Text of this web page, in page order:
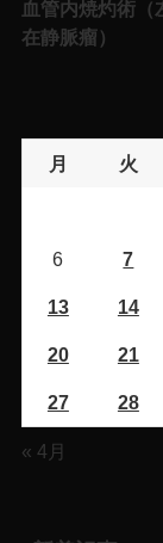
血管内焼灼術（
在静脈瘤）
月 火
6 7
13 14
20 21
27 28
« 4月